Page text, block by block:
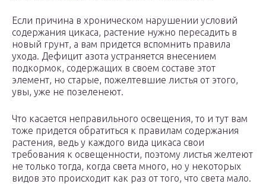
Если причина в хроническом нарушении условий
содержания цикаса, растение нужно пересадить в
новый грунт, а вам придется вспомнить правила
ухода. Дефицит азота устраняется внесением
подкормок, содержащих в своем составе этот
элемент, но старые, пожелтевшие листья от этого,
увы, уже не позеленеют.
Что касается неправильного освещения, то и тут вам
тоже придется обратиться к правилам содержания
растения, ведь у каждого вида цикаса свои
требования к освещенности, поэтому листья желтеют
не только тогда, когда света много, но у некоторых
видов это происходит как раз от того, что света мало.